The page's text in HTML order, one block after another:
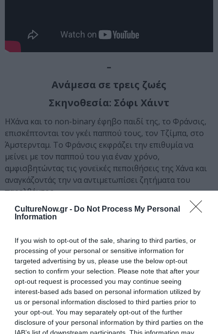
CultureNow.gr - Do Not Process My Personal
Information
If you wish to opt-out of the sale, sharing to third parties, or
processing of your personal or sensitive information for
targeted advertising by us, please use the below opt-out
section to confirm your selection. Please note that after your
opt-out request is processed you may continue seeing
interest-based ads based on personal information utilized by
us or personal information disclosed to third parties prior to
your opt-out. You may separately opt-out of the further
disclosure of your personal information by third parties on the
–
Ανάμεσα σε τρεις ζωές
Σκηνοθεσία: Σόφι Χάιντ
ΗΧάνα και το non-binary έφηβο παιδί της, το Φράνσις,
επισκέπτονται τον γκέι παππού τους, τον Τζίμπα, στο
Άμστερνταμ. Το Φράνσις εκφράζει την επιθυμία να
μείνει με τον παππού του για έναν χρόνο,
αμφισβητώντας τις γονεϊκές πεποιθήσεις της Χάνα και
αναγκάζοντάς την να αντιμετωπίσει ζητήματα του
παρελθόντος.